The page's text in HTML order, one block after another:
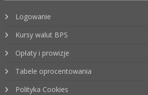
Logowanie
Kursy walut BPS
Opłaty i prowizje
Tabele oprocentowania
Polityka Cookies